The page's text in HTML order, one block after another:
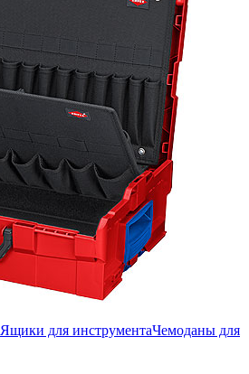
Ящики для инструментаЧемоданы для